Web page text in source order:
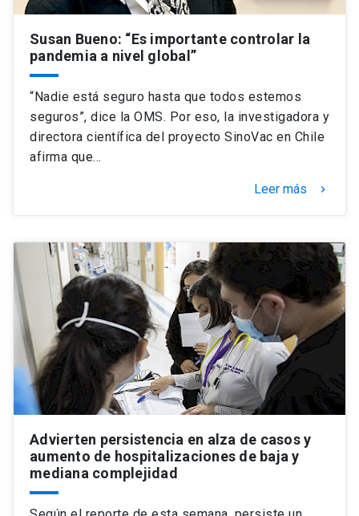
Susan Bueno: “Es importante controlar la
pandemia a nivel global”
“Nadie está seguro hasta que todos estemos
seguros”, dice la OMS. Por eso, la investigadora y
directora científica del proyecto SinoVac en Chile
afirma que…
Leer más keyboard_arrow_right
Advierten persistencia en alza de casos y
aumento de hospitalizaciones de baja y
mediana complejidad